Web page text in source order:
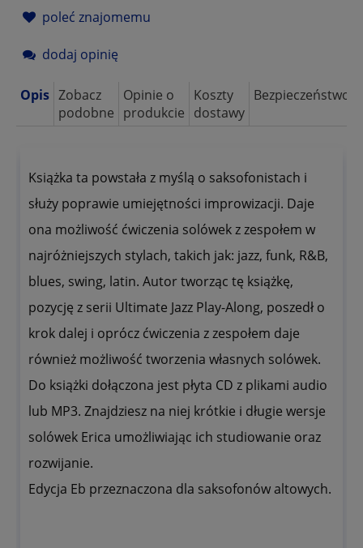
poleć znajomemu
dodaj opinię
Opis Zobacz
podobne
Opinie o
produkcie
Koszty
dostawy
Bezpieczeństwo
Książka ta powstała z myślą o saksofonistach i
służy poprawie umiejętności improwizacji. Daje
ona możliwość ćwiczenia solówek z zespołem w
najróżniejszych stylach, takich jak: jazz, funk, R&B,
blues, swing, latin. Autor tworząc tę książkę,
pozycję z serii Ultimate Jazz Play-Along, poszedł o
krok dalej i oprócz ćwiczenia z zespołem daje
również możliwość tworzenia własnych solówek.
Do książki dołączona jest płyta CD z plikami audio
lub MP3. Znajdziesz na niej krótkie i długie wersje
solówek Erica umożliwiając ich studiowanie oraz
rozwijanie.
Edycja Eb przeznaczona dla saksofonów altowych.